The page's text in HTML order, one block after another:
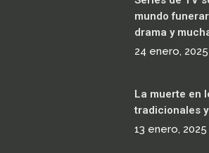
mundo
drama y
24 enero, 2025
La muerte en
tradicionales
13 enero, 2025